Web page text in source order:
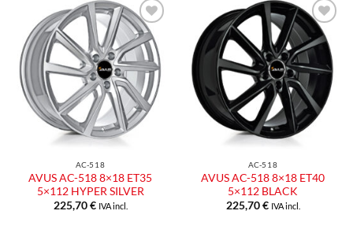
Aggiungi
alla lista
dei
desideri
AC-518
AVUS AC-518 8×18 ET35
5×112 HYPER SILVER
225,70€ IVA incl.
Aggiungi
alla lista
dei
desideri
AC-518
AVUS AC-518 8×18 ET40
5×112 BLACK
225,70€ IVA incl.